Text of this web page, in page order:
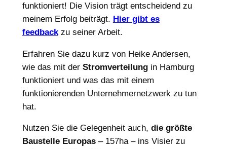
funktioniert! Die Vision trägt entscheidend zu
meinem Erfolg beiträgt. Hier gibt es
feedback zu seiner Arbeit.
Erfahren Sie dazu kurz von Heike Andersen,
wie das mit der Stromverteilungin Hamburg
funktioniert und was das mit einem
funktionierenden Unternehmernetzwerk zu tun
hat.
Nutzen Sie die Gelegenheit auch, die größte
Baustelle Europas– 157ha – ins Visier zu